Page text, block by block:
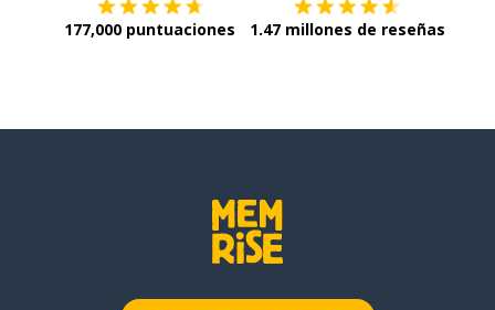
177,000 puntuaciones 1.47 millones de reseñas